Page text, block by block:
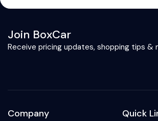
Join BoxCar
Receive pricing updates, shopping tips &
Company Quick